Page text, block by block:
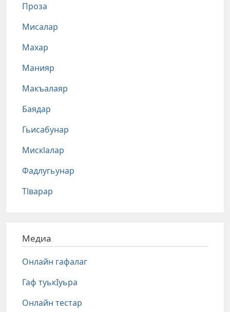
Проза
Мисалар
Махар
Манияр
Макъалаяр
Баядар
Гьисабунар
Мискlалар
Фадлугьунар
Тlварар
Медиа
Онлайн гафалаг
Гаф туькIуьра
Онлайн тестар